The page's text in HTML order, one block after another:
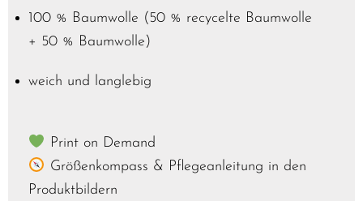
100 % Baumwolle (50 % recycelte Baumwolle
+ 50 % Baumwolle)
weich und langlebig
Print on Demand
Größenkompass & Pflegeanleitung in den
Produktbildern